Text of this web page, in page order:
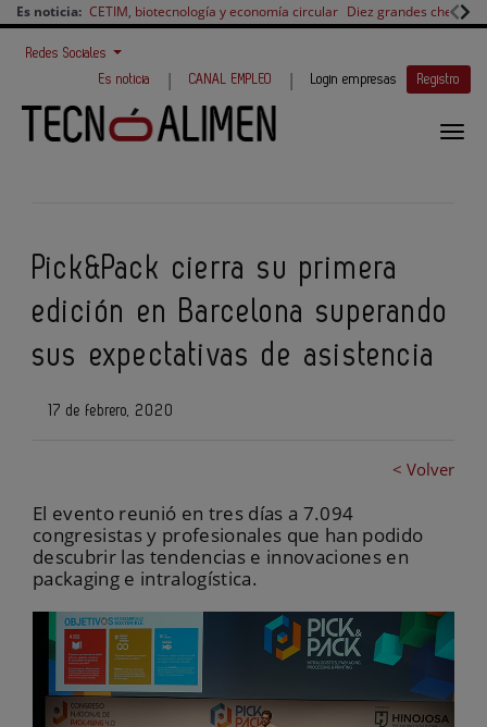
Es noticia: CETIM, biotecnología y economía circular Diez grandes chefs
Redes Sociales
Es noticia
| CANAL EMPLEO | Login empresas Registro
Pick&Pack cierra su primera
edición en Barcelona superando
sus expectativas de asistencia
17 de febrero, 2020
< Volver
El evento reunió en tres días a 7.094
congresistas y profesionales que han podido
descubrir las tendencias e innovaciones en
packaging e intralogística.